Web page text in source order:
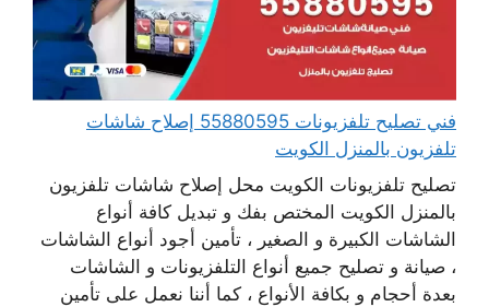
فني تصليح تلفزيونات 55880595 إصلاح شاشات
تلفزيون بالمنزل الكويت
تصليح تلفزيونات الكويت محل إصلاح شاشات تلفزيون
بالمنزل الكويت المختص بفك و تبديل كافة أنواع
الشاشات الكبيرة و الصغير ، تأمين أجود أنواع الشاشات
، صيانة و تصليح جميع أنواع التلفزيونات و الشاشات
بعدة أحجام و بكافة الأنواع ، كما أننا نعمل على تأمين